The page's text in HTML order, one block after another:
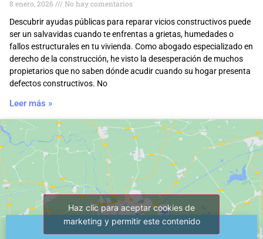
8 enero, 2026
No hay comentarios
Descubrir ayudas públicas para reparar vicios constructivos puede
ser un salvavidas cuando te enfrentas a grietas, humedades o
fallos estructurales en tu vivienda. Como abogado especializado en
derecho de la construcción, he visto la desesperación de muchos
propietarios que no saben dónde acudir cuando su hogar presenta
defectos constructivos. No
Leer más »
Haz clic para aceptar cookies de
marketing y permitir este contenido